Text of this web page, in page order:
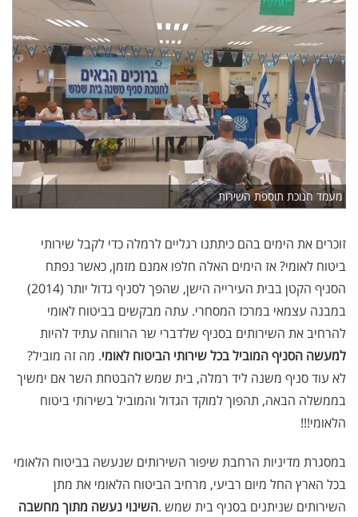
מעמד חנוכת תוספת השירות
זוכרים את הימים בהם כיתתנו רגליים לרמלה כדי לקבל שירותי
ביטוח לאומי? אז הימים האלה חלפו אמנם מזמן, כאשר נפתח
הסניף הקטן בבית העירייה הישן, שהפך לסניף גדול יותר (2014)
במבנה עצמאי במרכז המסחרי. עתה מבקשים בביטוח לאומי
להרחיב את השירותים בסניף שלדברי שר הרווחה עתיד להיות
למעשה הסניף המוביל בכל שירותי הביטוח לאומי. מה זה מוביל?
לא עוד סניף משנה ליד רמלה, בית שמש להבטחת השר אם ימשיך
בממשלה הבאה, תהפוך למוקד הגדול והמוביל בשירותי ביטוח
הלאומי!!!
במסגרת מדיניות הרחבת שיפור השירותים שנעשה בביטוח הלאומי
בכל הארץ החל מיום רביעי, מרחיב הביטוח הלאומי את מתן
השירותים שניתנים בסניף בית שמש .השינוי נעשה מתוך מחשבה